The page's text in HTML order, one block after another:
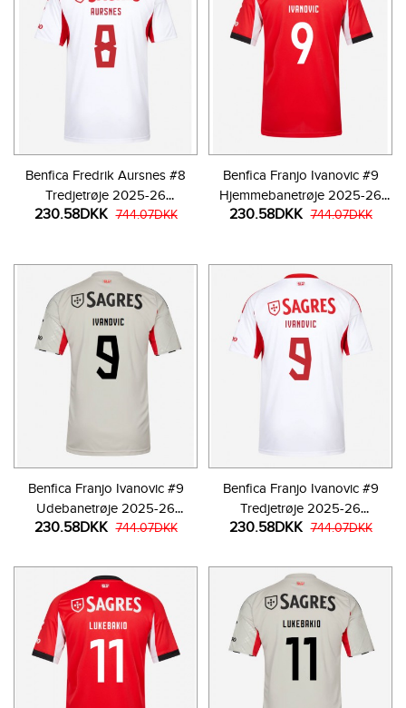
Benfica Fredrik Aursnes #8
Tredjetrøje 2025-26
Kortærmet
230.58DKK 744.07DKK
Benfica Franjo Ivanovic #9
Hjemmebanetrøje 2025-26
Kortærmet
230.58DKK 744.07DKK
Benfica Franjo Ivanovic #9
Udebanetrøje 2025-26
Kortærmet
230.58DKK 744.07DKK
Benfica Franjo Ivanovic #9
Tredjetrøje 2025-26
Kortærmet
230.58DKK 744.07DKK